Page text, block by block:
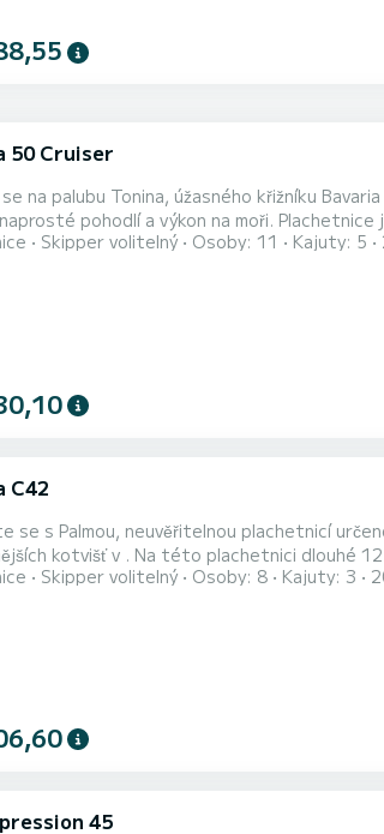
50 Cruiser
na palubu Tonina, úžasného křižníku
na moři. Plachetnice je 16 metrů dlouhá a má 74 koňských sil. V 5 kajutách se při plavbě vejde 11
Furling a genou Furling.
Skipper volitelný Osoby: 11 Kajuty: 5
C42
se s Palmou, neuvěřitelnou plachetnicí
12 metrů zažijete výjimečnou plavbu. Během plavby budete moci ubytovat až 8
3 kabiny s naprostým komfortem. Tento Bavaria C42 je vybaven 2 hlavicemi se sprchou. Má
Skipper volitelný Osoby: 8 Kajuty: 3
45